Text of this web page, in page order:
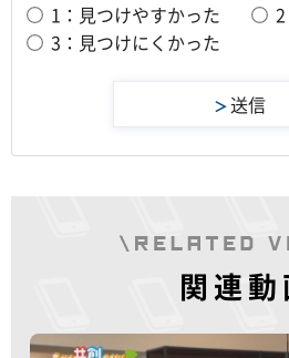
1：見つけやすかった
3：見つけにくかった
関連動